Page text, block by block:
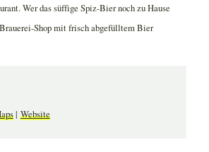
Wer das süffige Spiz-Bier noch zu Hause
Shop mit frisch abgefülltem Bier
| Website